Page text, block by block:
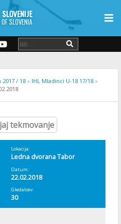
SLOVENIA
2017 / 18 » IHL Mladinci U-18 17/18 »
tekmovanje
Lokacija:
Ledna dvorana Tabor
Datum:
22.02.2018
Gledalcev:
30